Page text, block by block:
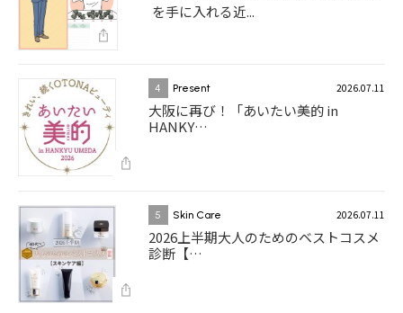
を手に入れる近...
4 Present 2026.07.11
大阪に再び！「あいたい美的 in
HANKY…
5 Skin Care 2026.07.11
2026上半期大人のためのベストコスメ
診断【…